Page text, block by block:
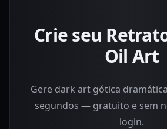
Crie seu
Oil Art
Gere dark art gótica
segundos — gratuito e sem
login.